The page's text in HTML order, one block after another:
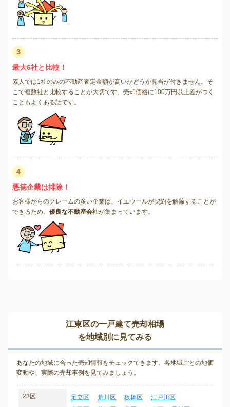
3
最大6社と比較！
素人では1社のみの不動産査定金額が高いかどうか見当が付きません。そ
こで複数社と比較することが大切です。売却価格に100万円以上差がつく
こともよくある話です。
4
悪徳企業は排除！
お客様からのクレームの多い企業は、イエウールが契約を解除することが
できるため、 優良な不動産会社が集まっています。
江東区の一戸建て売却相場
を地域別に見てみる
あなたの地域に合った売却情報をチェックできます。各地域ごとの地価
変動や、実際の売却事例を見てみましょう。
23区 足立区 荒川区 板橋区
江戸川区